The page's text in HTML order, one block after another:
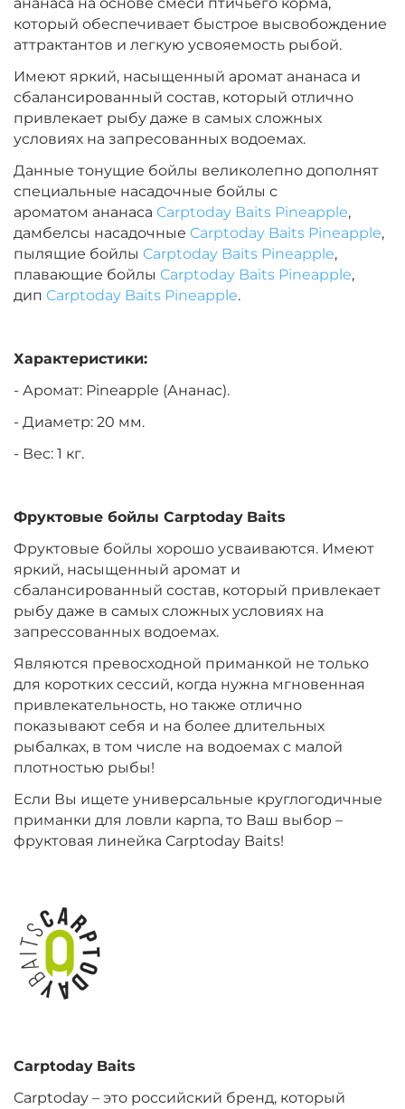
Диаметр:
Вкус:
Острые Специи
‍899‍ ₽ ‍1 058‍₽ +
−
Вкус:
Острые Специи
‍899‍ ₽‍1 058‍₽ +
−
Диаметр:
‍899‍ ‍1 058‍
Диаметр:
‍899‍ ₽‍1 058‍₽ +
−
Диаметр:
Вкус:
‍899‍ ₽‍1 058‍₽ −
Диаметр:
Вкус:
‍899‍ ₽‍1 058‍₽ −
Диаметр:
Вкус:
Вкус:
который обеспечивает быстрое высвобождение
аттрактантов и легкую усвояемость рыбой.
Имеют яркий, насыщенный аромат ананаса и
сбалансированный состав, который отлично
привлекает рыбу даже в самых сложных
условиях на запресованных водоемах.
Данные тонущие бойлы великолепно дополнят
специальные насадочные бойлы с
ароматом ананаса Carptoday Baits Pineapple,
дамбелсы насадочные Carptoday Baits Pineapple,
пылящие бойлы Carptoday Baits Pineapple,
плавающие бойлы Carptoday Baits Pineapple,
дип Carptoday Baits Pineapple.
Характеристики:
- Аромат: Pineapple (Ананас).
- Диаметр: 20 мм.
- Вес: 1 кг.
Фруктовые бойлы Carptoday Baits
Фруктовые бойлы хорошо усваиваются. Имеют
яркий, насыщенный аромат и
сбалансированный состав, который привлекает
рыбу даже в самых сложных условиях на
запрессованных водоемах.
Являются превосходной приманкой не только
для коротких сессий, когда нужна мгновенная
привлекательность, но также отлично
показывают себя и на более длительных
рыбалках, в том числе на водоемах с малой
плотностью рыбы!
Если Вы ищете универсальные круглогодичные
приманки для ловли карпа, то Ваш выбор –
фруктовая линейка Carptoday Baits!
Carptoday Baits
Carptoday – это российский бренд, который